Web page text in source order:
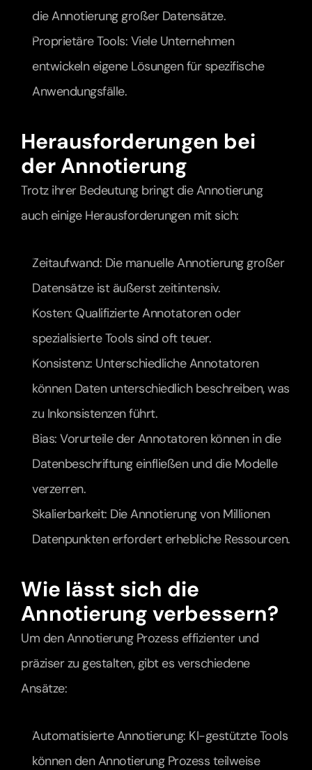
die Annotierung großer Datensätze.
Proprietäre Tools: Viele Unternehmen
entwickeln eigene Lösungen für spezifische
Anwendungsfälle.
Herausforderungen bei
der Annotierung
Trotz ihrer Bedeutung bringt die Annotierung
auch einige Herausforderungen mit sich:
Zeitaufwand: Die manuelle Annotierung großer
Datensätze ist äußerst zeitintensiv.
Kosten: Qualifizierte Annotatoren oder
spezialisierte Tools sind oft teuer.
Konsistenz: Unterschiedliche Annotatoren
können Daten unterschiedlich beschreiben, was
zu Inkonsistenzen führt.
Bias: Vorurteile der Annotatoren können in die
Datenbeschriftung einfließen und die Modelle
verzerren.
Skalierbarkeit: Die Annotierung von Millionen
Datenpunkten erfordert erhebliche Ressourcen.
Wie lässt sich die
Annotierung verbessern?
Um den Annotierung Prozess effizienter und
präziser zu gestalten, gibt es verschiedene
Ansätze:
Automatisierte Annotierung: KI-gestützte Tools
können den Annotierung Prozess teilweise